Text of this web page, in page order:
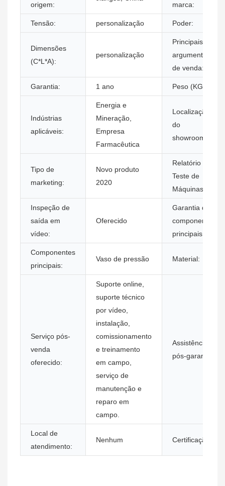
origem:
marca:
Tensão: personalização Poder:
Dimensões
(C*L*A):
personalização
Principais
argumentos
de venda:
Garantia: 1 ano Peso (KG):
Indústrias
aplicáveis:
Energia e
Mineração,
Empresa
Farmacêutica
Localização
do
showroom:
Tipo de
marketing:
Novo produto
2020
Relatório de
Teste de
Máquinas:
Inspeção de
saída em
vídeo:
Oferecido
Garantia dos
componentes
principais:
Componentes
principais:
Vaso de pressão Material:
Serviço pós-
venda
oferecido:
Suporte online,
suporte técnico
por vídeo,
instalação,
comissionamento
e treinamento
em campo,
serviço de
manutenção e
reparo em
campo.
Assistência
pós-garantia:
Local de
atendimento:
Nenhum Certificação: